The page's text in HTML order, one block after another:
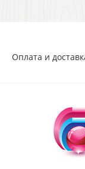
Оплата и